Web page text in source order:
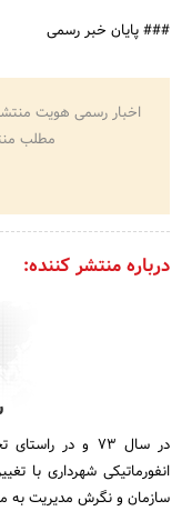
### پایان خبر رسمی
اخبار رسمی هویت
مطلب
درباره منتشر کننده:
در سال‌ 73 و در
انفورماتیکی‌ شهرداری‌ با
سازمان‌ و نگرش‌ مدیریت‌ به‌